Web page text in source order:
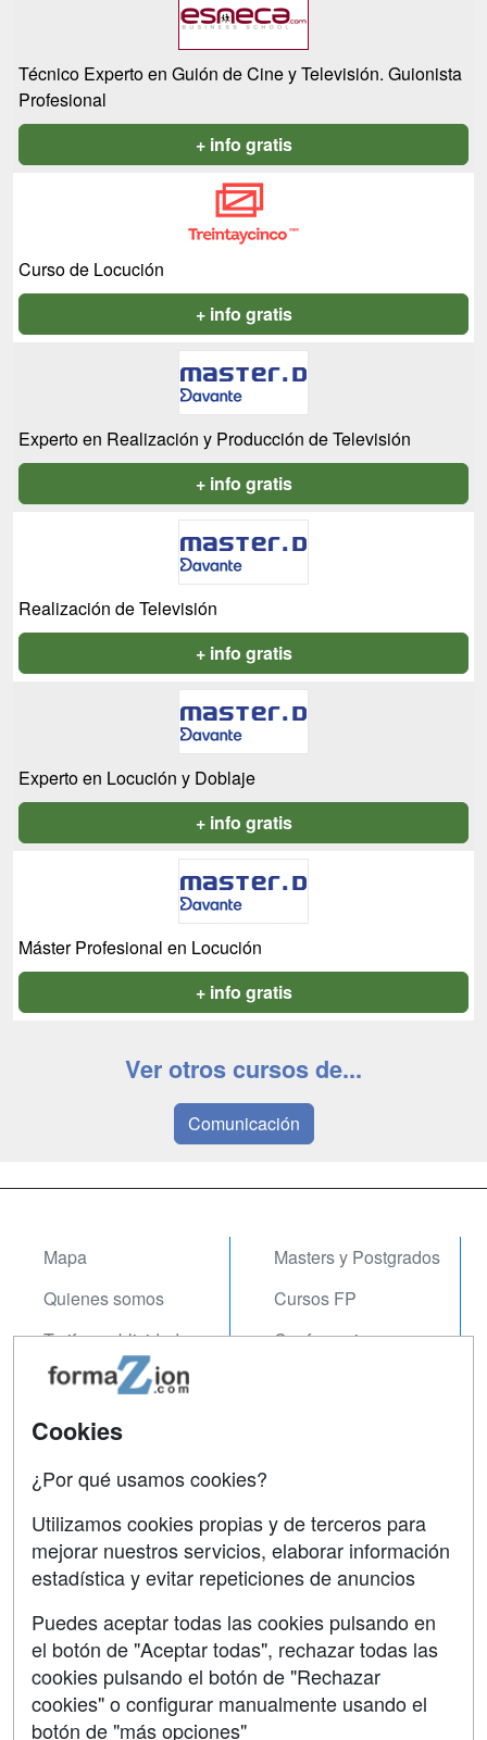
Técnico Experto en Guión de Cine y Televisión. Guionista
Profesional
+ info gratis
Curso de Locución
+ info gratis
Experto en Realización y Producción de Televisión
+ info gratis
Realización de Televisión
+ info gratis
Experto en Locución y Doblaje
+ info gratis
Máster Profesional en Locución
+ info gratis
Ver otros cursos de...
Comunicación
Mapa
Quienes somos
Tarifas publicidad
Acceso Usuarios
Acceso Centros
Masters y Postgrados
Cursos FP
Conferencias
Contactar
Confidencialidad
Aviso legal
Copyleft
Cookies
¿Por qué usamos cookies?
Utilizamos cookies propias y de terceros para
mejorar nuestros servicios, elaborar información
estadística y evitar repeticiones de anuncios
Puedes aceptar todas las cookies pulsando en
el botón de "Aceptar todas", rechazar todas las
cookies pulsando el botón de "Rechazar
cookies" o configurar manualmente usando el
botón de "más opciones"